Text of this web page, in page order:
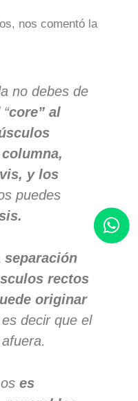
nos comentó la
no debes de
core” al
y los
puedes
separación
rectos
originar
decir que el
es